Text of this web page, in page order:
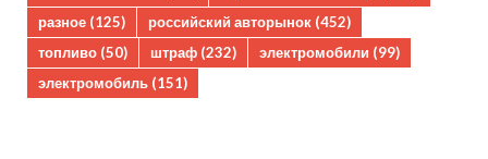
разное (125) российский авторынок (452)
топливо (50) штраф (232) электромобили (99)
электромобиль (151)